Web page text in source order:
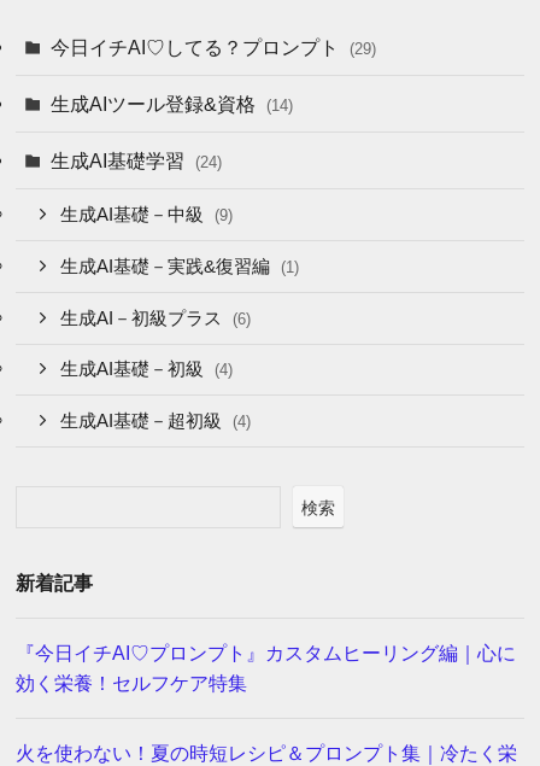
今日イチAI♡してる？プロンプト (29)
生成AIツール登録&資格 (14)
生成AI基礎学習 (24)
生成AI基礎－中級 (9)
生成AI基礎－実践&復習編 (1)
生成AI－初級プラス (6)
生成AI基礎－初級 (4)
生成AI基礎－超初級 (4)
検索
新着記事
『今日イチAI♡プロンプト』カスタムヒーリング編｜心に
効く栄養！セルフケア特集
火を使わない！夏の時短レシピ＆プロンプト集｜冷たく栄